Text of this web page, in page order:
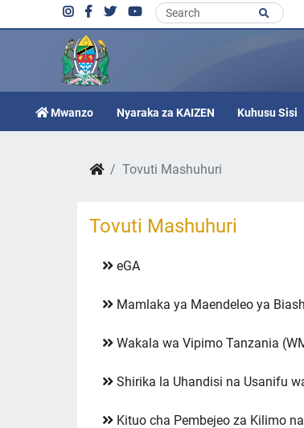
Mwanzo Nyaraka za KAIZEN Kuhusu Sisi
Tovuti Mashuhuri
Tovuti Mashuhuri
eGA
Mamlaka ya Maendeleo ya
Wakala wa Vipimo Tanzania
Shirika la Uhandisi na Usanifu
Kituo cha Pembejeo za Kilimo